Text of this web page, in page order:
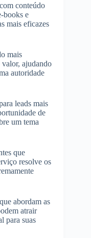
conteúdo
books e
mais eficazes
mais
valor, ajudando
autoridade
leads mais
de
um tema
que
resolve os
abordam as
atrair
para suas